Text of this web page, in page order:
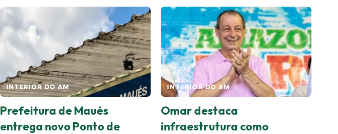
INTERIOR DO AM
Prefeitura de Maués
entrega novo Ponto de
INTERIOR DO AM
Omar destaca
infraestrutura como